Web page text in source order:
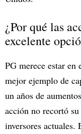
¿Por qué las
excelente
PG merece estar
mejor ejemplo de
un años de
acción no recortó
inversores actuales.